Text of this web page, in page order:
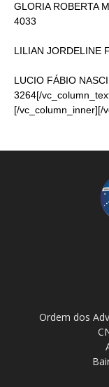
GLORIA ROBERTA
4033
LILIAN JORDELINE
LUCIO FÁBIO
3264[/
[/vc_column_inner][/
Ordem dos